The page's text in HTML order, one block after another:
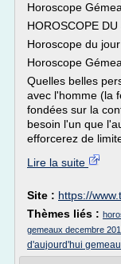
Horoscope
HOROSCOPE DU
Horoscope du jour
Horoscope
Quelles belles
avec l'homme (la
fondées sur la
besoin l'un que
efforcerez de
Lire la suite
Site : https://
Thèmes liés :
gemeaux decembre
d'aujourd'hui